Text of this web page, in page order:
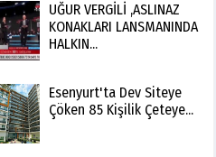
UĞUR VERGİLİ ,ASLINAZ
KONAKLARI LANSMANINDA
HALKIN...
Esenyurt'ta Dev Siteye
Çöken 85 Kişilik Çeteye...